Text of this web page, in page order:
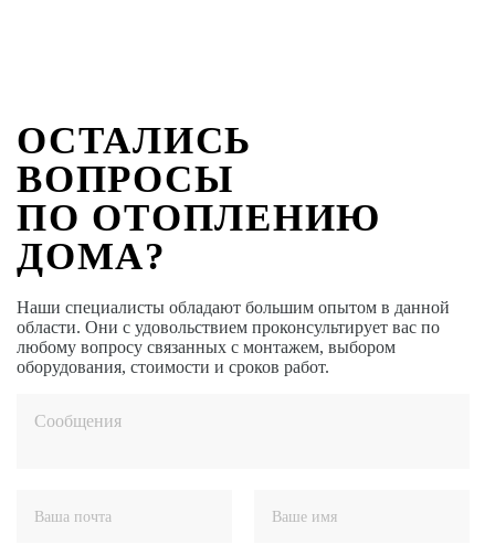
ОСТАЛИСЬ
ВОПРОСЫ
ПО ОТОПЛЕНИЮ
ДОМА?
Наши специалисты обладают большим опытом в данной
области. Они с удовольствием проконсультирует вас по
любому вопросу связанных с монтажем, выбором
оборудования, стоимости и сроков работ.